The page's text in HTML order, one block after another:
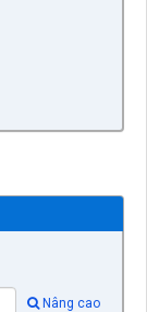
Nâng cao